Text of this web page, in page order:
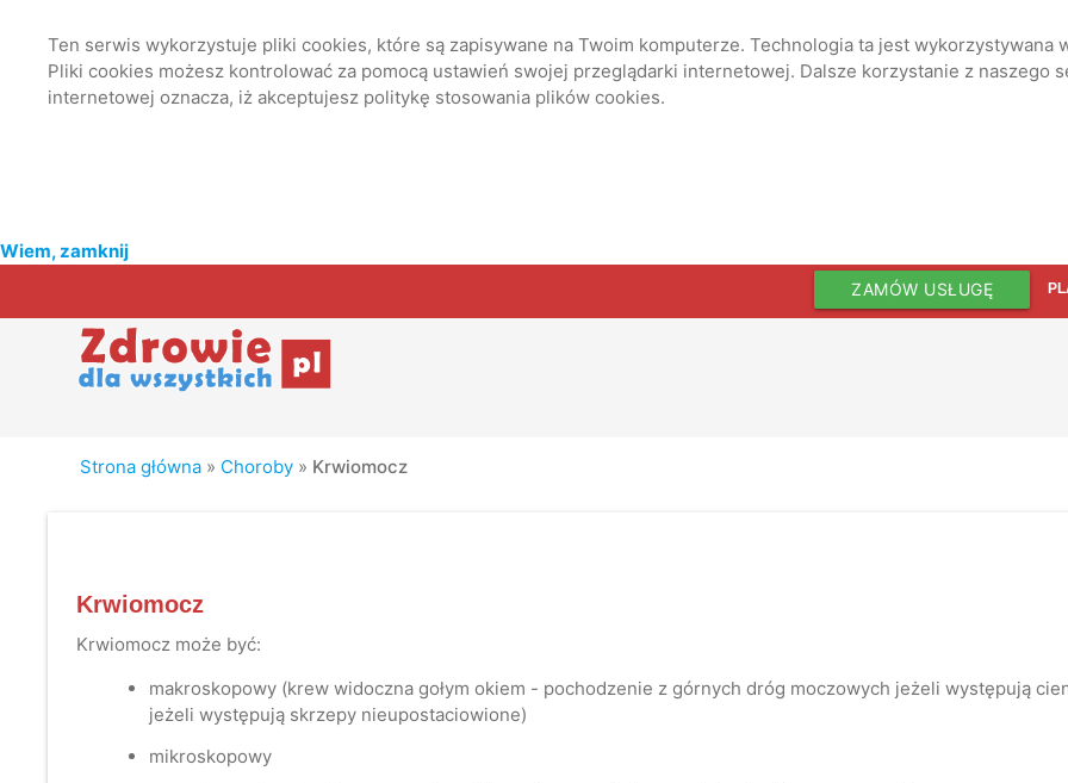
Ten serwis wykorzystuje pliki cookies, które są zapisywane na Twoim komputerze. Technologia ta jest
Pliki cookies możesz kontrolować za pomocą ustawień swojej przeglądarki internetowej. Dalsze korzystanie z naszego
internetowej oznacza, iż akceptujesz politykę stosowania plików cookies.
Wiem, zamknij
ZAMÓW USŁUGĘ
Strona główna » Choroby » Krwiomocz
Krwiomocz
Krwiomocz może być:
makroskopowy (krew widoczna gołym okiem - pochodzenie z górnych dróg moczowych jeżeli występują
jeżeli występują skrzepy nieupostaciowione)
mikroskopowy